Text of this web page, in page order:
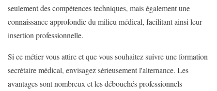
seulement des compétences techniques, mais également une
connaissance approfondie du milieu médical, facilitant ainsi leur
insertion professionnelle.
Si ce métier vous attire et que vous souhaitez suivre une formation
secrétaire médical, envisagez sérieusement l'alternance. Les
avantages sont nombreux et les débouchés professionnels